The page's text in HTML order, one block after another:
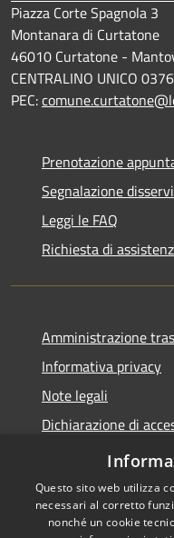
Piazza Corte Spagnola 3
Montanara di Curtatone
46010 Curtatone -
CENTRALINO UNICO
PEC:
Prenotazione
Segnalazione
Leggi le FAQ
Richiesta di
Amministrazione
Informativa privacy
Note legali
Dichiarazione di
Meccanismo di
Questo sito web utilizza
necessari al corretto
nonché un cookie